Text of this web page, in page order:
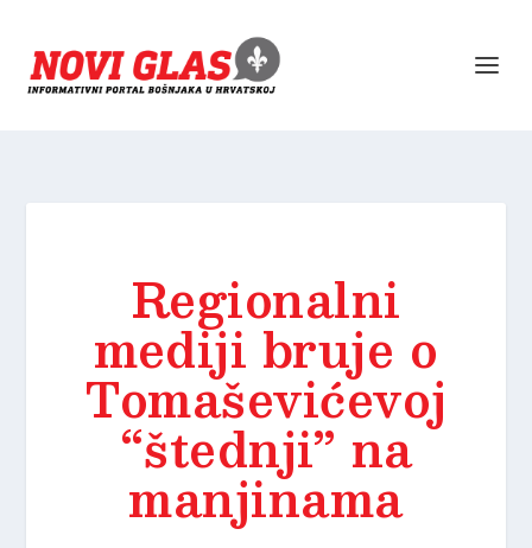
Regionalni
mediji bruje o
Tomaševićevoj
“štednji” na
manjinama